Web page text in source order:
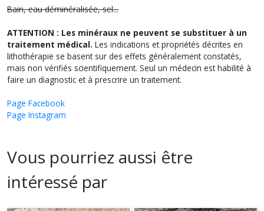
Bain, eau déminéralisée, sel...
ATTENTION : Les minéraux ne peuvent se substituer à un
traitement médical. Les indications et propriétés décrites en
lithothérapie se basent sur des effets généralement constatés,
mais non vérifiés scientifiquement. Seul un médecin est habilité à
faire un diagnostic et à prescrire un traitement.
Page Facebook
Page Instagram
Vous pourriez aussi être
intéressé par